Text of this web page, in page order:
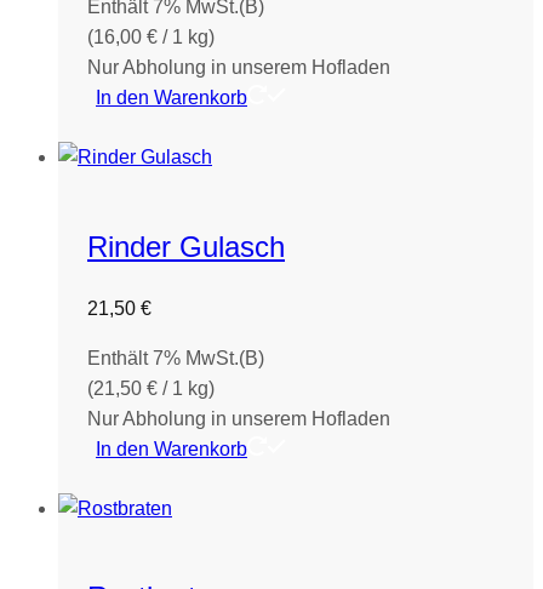
Enthält 7% MwSt.(B)
(16,00 € / 1 kg)
Nur Abholung in unserem Hofladen
In den Warenkorb
Rinder Gulasch
21,50 €
Enthält 7% MwSt.(B)
(21,50 € / 1 kg)
Nur Abholung in unserem Hofladen
In den Warenkorb